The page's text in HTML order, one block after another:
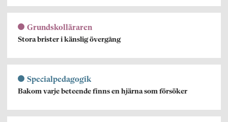
Grundskolläraren
Stora brister i känslig övergång
Specialpedagogik
Bakom varje beteende finns en hjärna som försöker